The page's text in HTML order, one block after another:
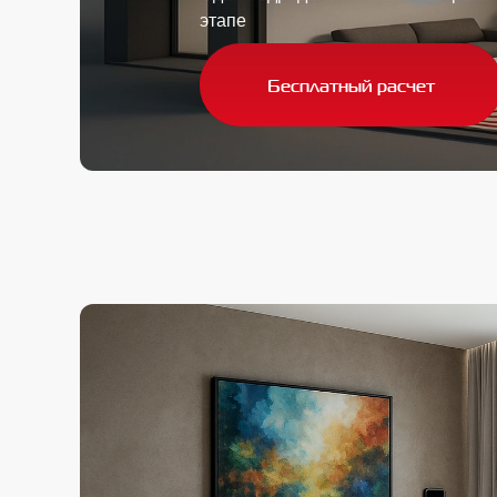
этапе
Бесплатный расчет
Бесплатный расчет